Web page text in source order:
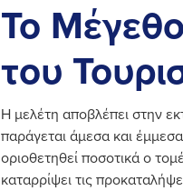
Το
του
Η μελέτη αποβλέπει στην
παράγεται άμεσα και
οριοθετηθεί ποσοτικά ο
καταρρίψει τις